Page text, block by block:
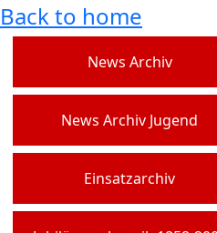
Back to home
News Archiv
News Archiv Jugend
Einsatzarchiv